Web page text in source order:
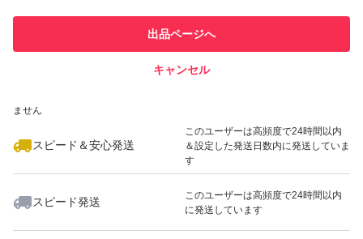
での取引実績があります
ません
スピード＆安心発送
このユーザーは高頻度で24時間以内
＆設定した発送日数内に発送していま
す
スピード発送
このユーザーは高頻度で24時間以内
に発送しています
出品ページへ
キャンセル
いいね！
17,200